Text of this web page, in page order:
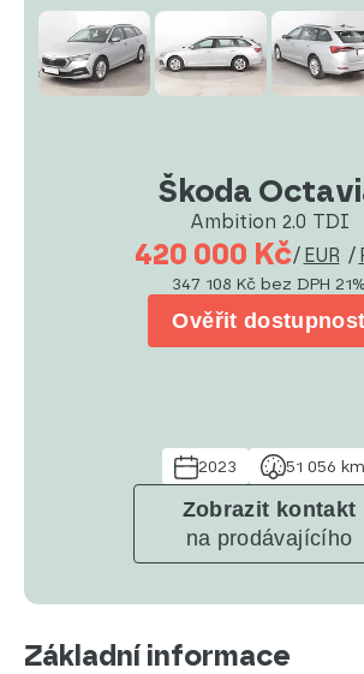
Škoda
Ambition 2.0 TDI
420 000 Kč/ EUR /
347 108 Kč bez DPH 21%
Ověřit dostupnost
2023 51 056 km
Zobrazit kontakt
na prodávajícího
Základní informace